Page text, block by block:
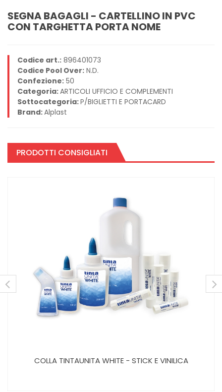
SEGNA BAGAGLI - CARTELLINO IN PVC
CON TARGHETTA PORTA NOME
Codice art.: 896401073
Codice Pool Over: N.D.
Confezione: 50
Categoria:ARTICOLI UFFICIO E COMPLEMENTI
Sottocategoria:P/BIGLIETTI E PORTACARD
Brand:Alplast
PRODOTTI CONSIGLIATI
COLLA TINTAUNITA WHITE - STICK E VINILICA